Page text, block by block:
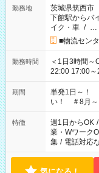
勤務地
茨城県筑西市
下館駅からバ
イク・車 / …
■物流セン
勤務時間
＜1日3時間～OK！＞ ▼ 例えば… ▼
22:00 17:00～22:00 など こちら以
ださい！
期間
単発1日～！
い！ ＃8月
特徴 週1日からOK /
業・Wワーク
集 / 電話対応